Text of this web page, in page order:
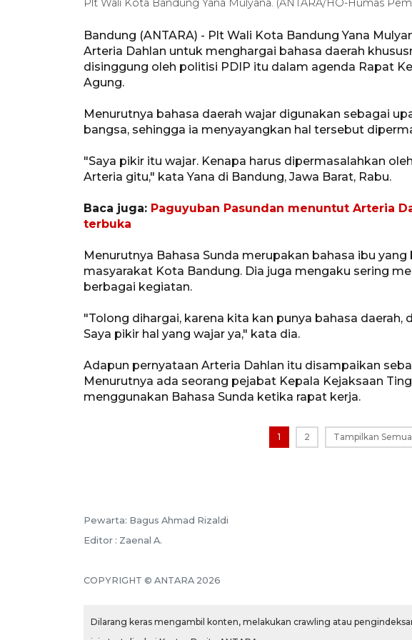
Plt Wali Kota Bandung Yana Mulyana. (ANTARA/HO-Humas
Bandung (ANTARA) - Plt Wali Kota Bandung Yana
Arteria Dahlan untuk menghargai bahasa daerah
disinggung oleh politisi PDIP itu dalam agenda Rapat
Agung.
Menurutnya bahasa daerah wajar digunakan sebagai
bangsa, sehingga ia menyayangkan hal tersebut
"Saya pikir itu wajar. Kenapa harus dipermasalahkan
Arteria gitu," kata Yana di Bandung, Jawa Barat, Rabu.
Baca juga: Paguyuban Pasundan menuntut Arteria
terbuka
Menurutnya Bahasa Sunda merupakan bahasa ibu
masyarakat Kota Bandung. Dia juga mengaku sering
berbagai kegiatan.
"Tolong dihargai, karena kita kan punya bahasa daerah,
Saya pikir hal yang wajar ya," kata dia.
Adapun pernyataan Arteria Dahlan itu disampaikan
Menurutnya ada seorang pejabat Kepala Kejaksaan
menggunakan Bahasa Sunda ketika rapat kerja.
1 2 Tampilkan Semua
Pewarta: Bagus Ahmad Rizaldi
Editor : Zaenal A.
COPYRIGHT © ANTARA 2026
Dilarang keras mengambil konten, melakukan crawling atau